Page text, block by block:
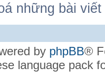
những bài
by phpBB®
language pack